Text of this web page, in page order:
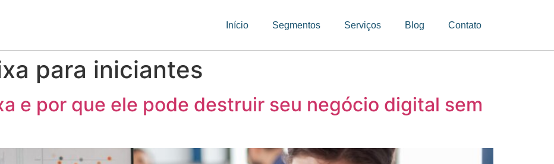
Início Segmentos Serviços Blog Contato
para iniciantes
e por que ele pode destruir seu negócio digital sem